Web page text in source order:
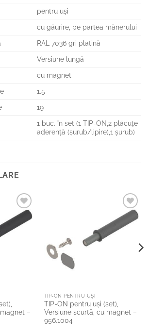
pentru uşi
cu găurire, pe partea mănerului
RAL 7036 gri platină
Versiune lungă
cu magnet
1.5
19
1 buc. în set (1 TIP-ON,2 plăcuţe
aderenţă (şurub/lipire),1 şurub)
Add to
Wishlist
–
Add to
Wishlist
TIP-ON PENTRU UŞI
TIP-ON pentru uşi (set),
Versiune scurtă, cu magnet –
956.1004